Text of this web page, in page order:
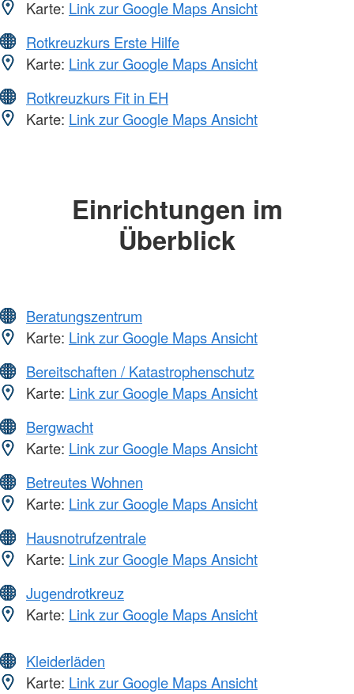
Karte: Link zur Google Maps Ansicht
Rotkreuzkurs Erste Hilfe
Karte: Link zur Google Maps Ansicht
Rotkreuzkurs Fit in EH
Karte: Link zur Google Maps Ansicht
Einrichtungen im
Überblick
Beratungszentrum
Karte: Link zur Google Maps Ansicht
Bereitschaften / Katastrophenschutz
Karte: Link zur Google Maps Ansicht
Bergwacht
Karte: Link zur Google Maps Ansicht
Betreutes Wohnen
Karte: Link zur Google Maps Ansicht
Hausnotrufzentrale
Karte: Link zur Google Maps Ansicht
Jugendrotkreuz
Karte: Link zur Google Maps Ansicht
Kleiderläden
Karte: Link zur Google Maps Ansicht